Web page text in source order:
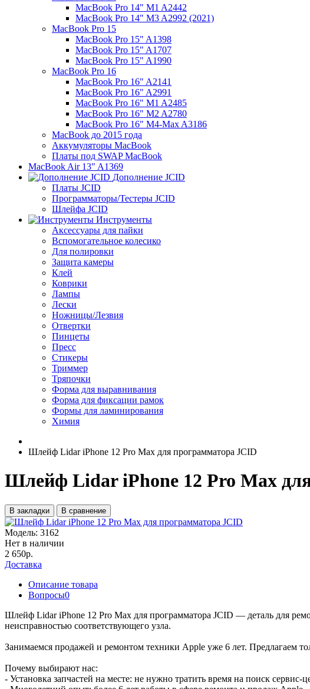
MacBook Pro 14" M1 A2442
MacBook Pro 14" M3 A2992 (2021)
MacBook Pro 15
MacBook Pro 15" A1398
MacBook Pro 15" A1707
MacBook Pro 15" A1990
MacBook Pro 16
MacBook Pro 16" A2141
MacBook Pro 16" A2991
MacBook Pro 16" M1 A2485
MacBook Pro 16" M2 A2780
MacBook Pro 16" M4-Max A3186
MacBook до 2015 года
Аккумуляторы MacBook
Платы под SWAP MacBook
MacBook Air 13" A1369
Дополнение JCID
Платы JCID
Программаторы/Тестеры JCID
Шлейфа JCID
Инструменты
Аксессуары для пайки
Вспомогательное колесико
Для полировки
Защита камеры
Клей
Коврики
Лампы
Лески
Ножницы/Лезвия
Отвертки
Пинцеты
Пресс
Стикеры
Триммер
Тряпочки
Форма для выравнивания
Форма для фиксации рамок
Формы для ламинирования
Химия
Шлейф Lidar iPhone 12 Pro Max для программатора JCID
Шлейф Lidar iPhone 12 Pro Max
В закладки В сравнение
Модель: 3162
Нет в наличии
2 650р.
Доставка
Описание товара
Вопросы0
Шлейф Lidar iPhone 12 Pro Max для программатора JCID — деталь для
неисправностью соответствующего узла.
Занимаемся продажей и ремонтом техники Apple уже 6 лет. Предлагаем
Почему выбирают нас:
- Установка запчастей на месте: не нужно тратить время на поиск сервис-